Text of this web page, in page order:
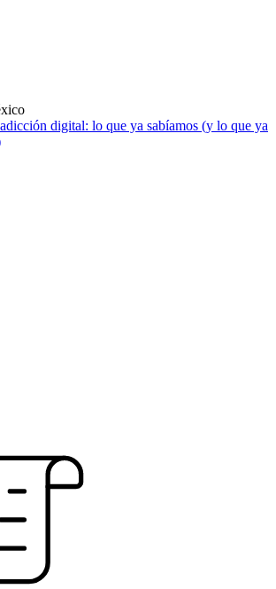
digital: lo que ya sabíamos (y lo que ya